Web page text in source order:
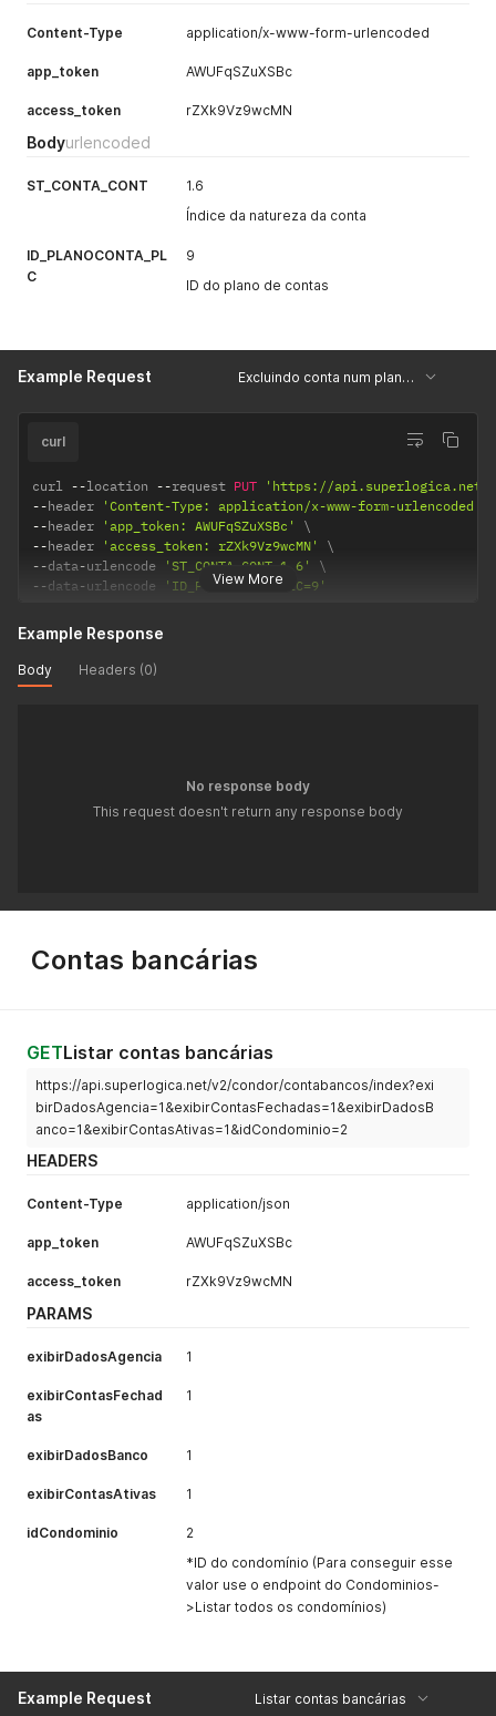
Content-Type application/x-www-form-urlencoded
app_token AWUFqSZuXSBc
access_token rZXk9Vz9wcMN
Bodyurlencoded
ST_CONTA_CONT
1.6
Índice da natureza da conta
ID_PLANOCONTA_PL
C
9
ID do plano de contas
Example Request Excluindo conta num plano de contas
View More
curl
curl --location --request PUT
'https://api.superlogica.net/
--header
'Content-Type: application/x-www-form-urlencoded'
--header 'app_token: AWUFqSZuXSBc'
--header 'access_token: rZXk9Vz9wcMN'
--data-urlencode 'ST_CONTA_CONT=1.6'
--data -urlencode 'ID_PLANOCONTA_PLC=9'
Example Response
Body Headers (0)
No response body
This request doesn't return any response body
Contas bancárias
GETListar contas bancárias
https://api.superlogica.net/v2/condor/contabancos/index?exi
birDadosAgencia=1&exibirContasFechadas=1&exibirDadosB
anco=1&exibirContasAtivas=1&idCondominio=2
HEADERS
Content-Type application/json
app_token AWUFqSZuXSBc
access_token rZXk9Vz9wcMN
PARAMS
exibirDadosAgencia 1
exibirContasFechad
as
1
exibirDadosBanco 1
exibirContasAtivas 1
idCondominio
2
*ID do condomínio (Para conseguir esse
valor use o endpoint do Condominios-
>Listar todos os condomínios)
Example Request Listar contas bancárias